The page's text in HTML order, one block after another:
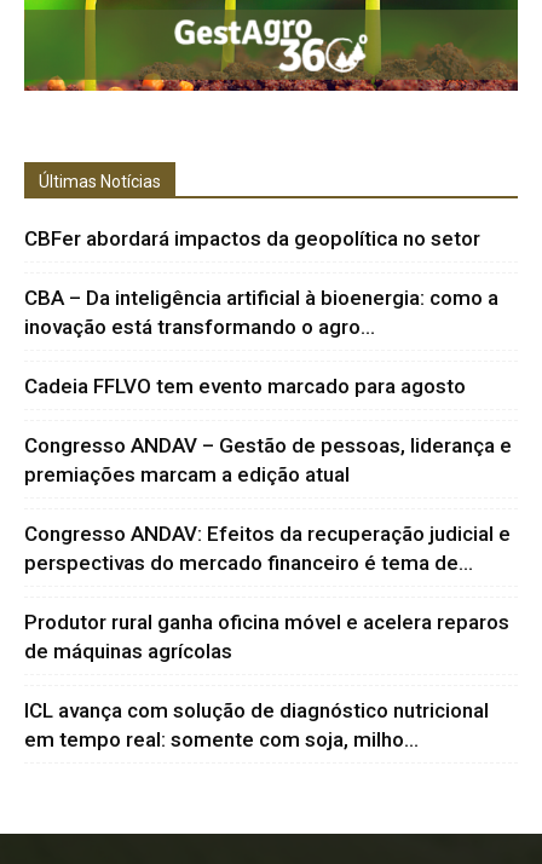
Últimas Notícias
CBFer abordará impactos da geopolítica no setor
CBA – Da inteligência artificial à bioenergia: como a
inovação está transformando o agro...
Cadeia FFLVO tem evento marcado para agosto
Congresso ANDAV – Gestão de pessoas, liderança e
premiações marcam a edição atual
Congresso ANDAV: Efeitos da recuperação judicial e
perspectivas do mercado financeiro é tema de...
Produtor rural ganha oficina móvel e acelera reparos
de máquinas agrícolas
ICL avança com solução de diagnóstico nutricional
em tempo real: somente com soja, milho...